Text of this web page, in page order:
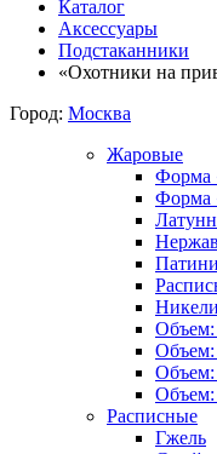
Каталог
Аксессуары
Подстаканники
«Охотники на
Город: Москва
Жаровые
Форма
Форма
Объем:
Объем:
Объем:
Объем:
Расписные
Гжель